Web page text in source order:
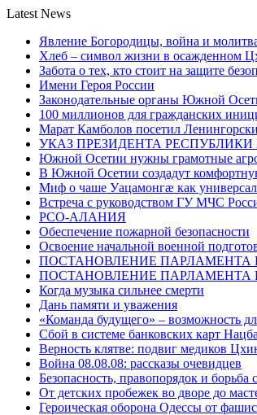
Latest News
Явление Богородицы, война и
Хлеб – символ жизни в осажденном
Забота о тех, кто стоит на защите
Имени Героя России
Законодательные органы Южной
100 миллионов для гражданских
Марат Камболов посетил
УКАЗ ПРЕЗИДЕНТА
Южной Осетии нужны грамотные
В Южной Осетии создадут
Миф о чаше Уацамонгæ как
Встреча с руководством ГУ МЧС
РСО-АЛАНИЯ
Обеспечение пожарной безопасности
Освоение начальной военной
ПОСТАНОВЛЕНИЕ
ПОСТАНОВЛЕНИЕ
Когда музыка сильнее смерти
Дань памяти и уважения
«Команда будущего» – возможность
Сбой в системе банковских карт
Верность клятве: подвиг медиков
Война 08.08.08: рассказы очевидцев
Безопасность, правопорядок и борьба
От детских пробежек во дворе до
Героическая оборона Одессы от